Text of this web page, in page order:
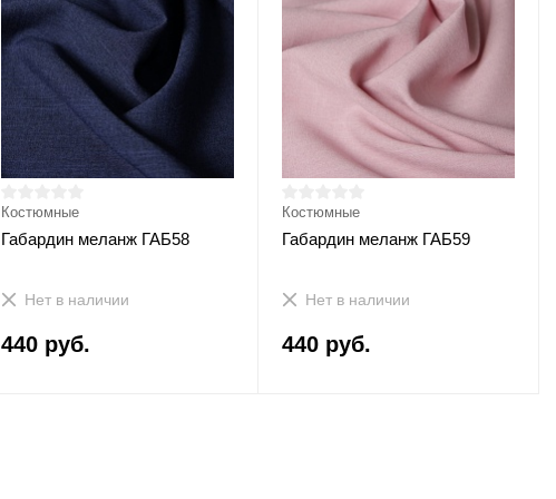
Костюмные
Габардин меланж ГАБ58
Нет в наличии
440 руб.
Костюмные
Габардин меланж ГАБ59
Нет в наличии
440 руб.